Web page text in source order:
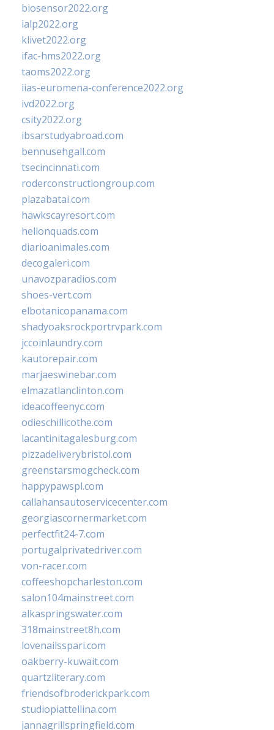
biosensor2022.org
ialp2022.org
klivet2022.org
ifac-hms2022.org
taoms2022.org
iias-euromena-conference2022.org
ivd2022.org
csity2022.org
ibsarstudyabroad.com
bennusehgall.com
tsecincinnati.com
roderconstructiongroup.com
plazabatai.com
hawkscayresort.com
hellonquads.com
diarioanimales.com
decogaleri.com
unavozparadios.com
shoes-vert.com
elbotanicopanama.com
shadyoaksrockportrvpark.com
jccoinlaundry.com
kautorepair.com
marjaeswinebar.com
elmazatlanclinton.com
ideacoffeenyc.com
odieschillicothe.com
lacantinitagalesburg.com
pizzadeliverybristol.com
greenstarsmogcheck.com
happypawspl.com
callahansautoservicecenter.com
georgiascornermarket.com
perfectfit24-7.com
portugalprivatedriver.com
von-racer.com
coffeeshopcharleston.com
salon104mainstreet.com
alkaspringswater.com
318mainstreet8h.com
lovenailsspari.com
oakberry-kuwait.com
quartzliterary.com
friendsofbroderickpark.com
studiopiattellina.com
jannagrillspringfield.com